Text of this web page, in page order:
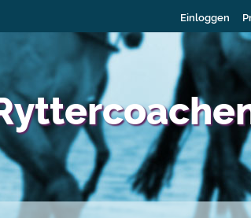
Einloggen